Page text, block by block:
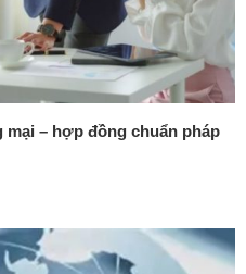
– hợp đồng chuẩn pháp